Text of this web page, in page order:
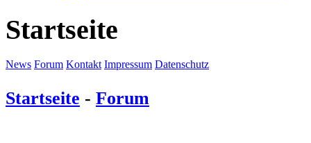
Startseite
News Forum Kontakt Impressum Datenschutz
Startseite - Forum